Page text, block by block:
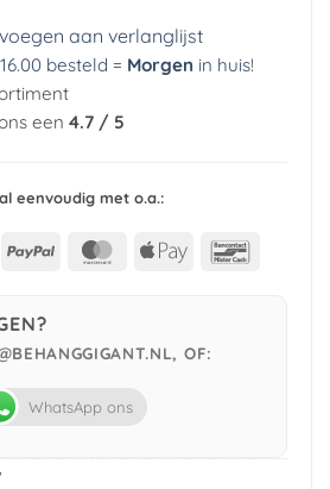
aan verlanglijst
besteld = Morgen in huis!
een 4.7 / 5
eenvoudig met o.a.:
PayPal MasterCard
Apple
OF:
WhatsApp ons